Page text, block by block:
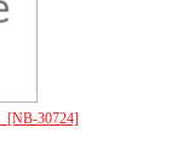
[NB-30724]